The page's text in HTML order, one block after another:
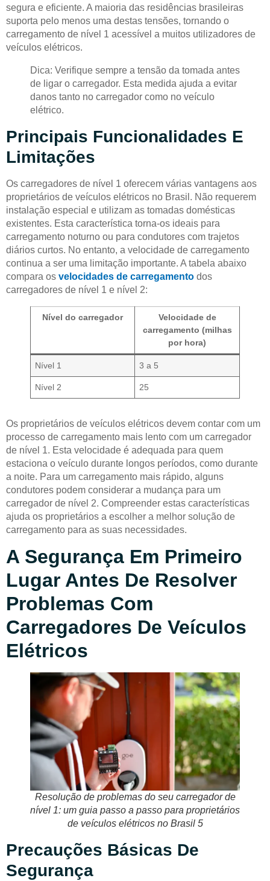
segura e eficiente. A maioria das residências brasileiras
suporta pelo menos uma destas tensões, tornando o
carregamento de nível 1 acessível a muitos utilizadores de
veículos elétricos.
Dica: Verifique sempre a tensão da tomada antes
de ligar o carregador. Esta medida ajuda a evitar
danos tanto no carregador como no veículo
elétrico.
Principais Funcionalidades E
Limitações
Os carregadores de nível 1 oferecem várias vantagens aos
proprietários de veículos elétricos no Brasil. Não requerem
instalação especial e utilizam as tomadas domésticas
existentes. Esta característica torna-os ideais para
carregamento noturno ou para condutores com trajetos
diários curtos. No entanto, a velocidade de carregamento
continua a ser uma limitação importante. A tabela abaixo
compara os velocidades de carregamento dos
carregadores de nível 1 e nível 2:
Nível do carregador
Velocidade de
carregamento (milhas
por hora)
Nível 1 3 a 5
Nível 2 25
Os proprietários de veículos elétricos devem contar com um
processo de carregamento mais lento com um carregador
de nível 1. Esta velocidade é adequada para quem
estaciona o veículo durante longos períodos, como durante
a noite. Para um carregamento mais rápido, alguns
condutores podem considerar a mudança para um
carregador de nível 2. Compreender estas características
ajuda os proprietários a escolher a melhor solução de
carregamento para as suas necessidades.
A Segurança Em Primeiro
Lugar Antes De Resolver
Problemas Com
Carregadores De Veículos
Elétricos
Resolução de problemas do seu carregador de
nível 1: um guia passo a passo para proprietários
de veículos elétricos no Brasil 5
Precauções Básicas De
Segurança